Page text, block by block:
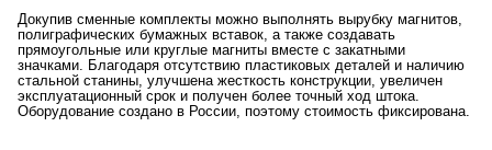
Докупив сменные комплекты можно выполнять вырубку магнитов,
полиграфических бумажных вставок, а также создавать
прямоугольные или круглые магниты вместе с закатными
значками. Благодаря отсутствию пластиковых деталей и наличию
стальной станины, улучшена жесткость конструкции, увеличен
эксплуатационный срок и получен более точный ход штока.
Оборудование создано в России, поэтому стоимость фиксирована.